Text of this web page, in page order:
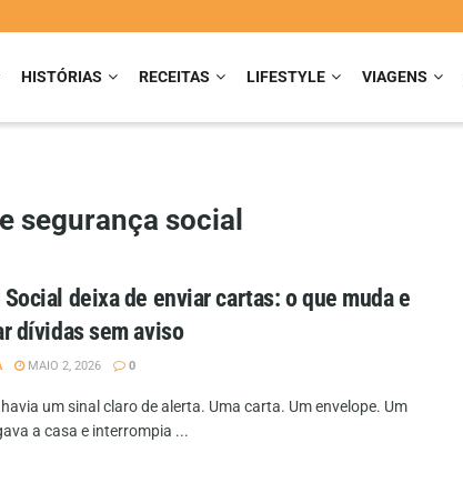
HISTÓRIAS RECEITAS LIFESTYLE VIAGENS
segurança social
deixa de enviar cartas: o que muda e
dívidas sem aviso
MAIO 2, 2026 0
um sinal claro de alerta. Uma carta. Um envelope. Um
a casa e interrompia ...